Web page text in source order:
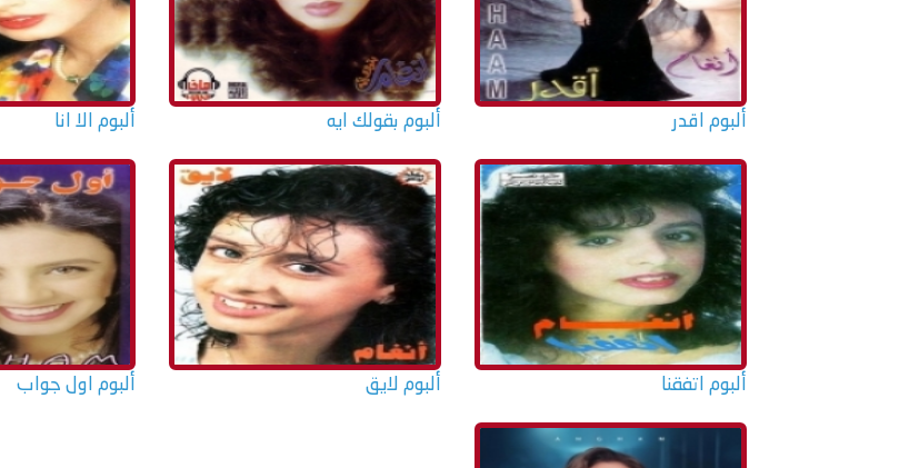
ألبوم اقدر ألبوم بقولك ايه ألبوم الا انا
ألبوم اتفقنا ألبوم لايق ألبوم اول جواب